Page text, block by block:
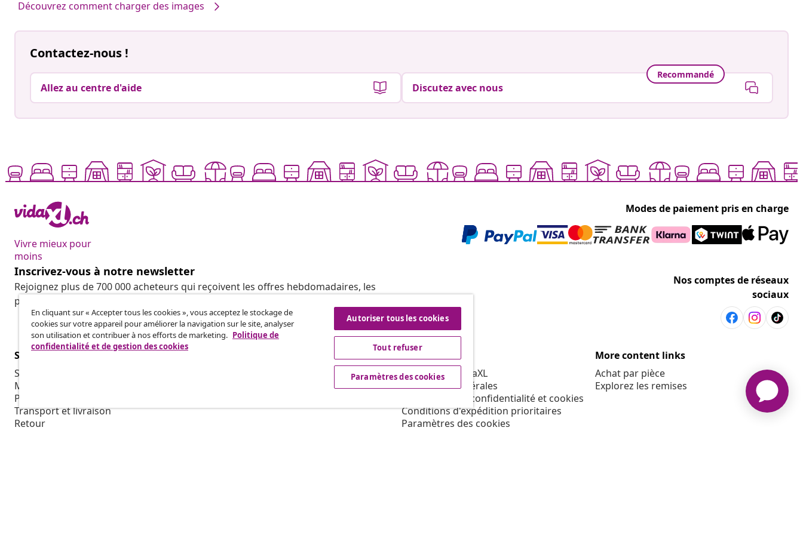
Découvrez comment charger des images
Contactez-nous !
Allez au centre d'aide
Recommandé
Discutez avec nous
Vivre mieux pour
moins
Modes de paiement pris en charge
Inscrivez-vous à notre newsletter
Rejoignez plus de 700 000 acheteurs qui reçoivent les offres hebdomadaires, les
promotions saisonnières et les nouveautés de vidaXL.
Nos comptes de réseaux
sociaux
Service Clients
Suivez votre commande
Mon compte
Paiement
Transport et livraison
Retour
vidaXL
À propos de vidaXL
Conditions générales
Déclaration de confidentialité et cookies
Conditions d'expédition prioritaires
Paramètres des cookies
More content links
Achat par pièce
Explorez les remises
En cliquant sur « Accepter tous les cookies », vous acceptez le stockage de
cookies sur votre appareil pour améliorer la navigation sur le site, analyser
son utilisation et contribuer à nos efforts de marketing. Politique de
confidentialité et de gestion des cookies
Autoriser tous les cookies
Tout refuser
Paramètres des cookies